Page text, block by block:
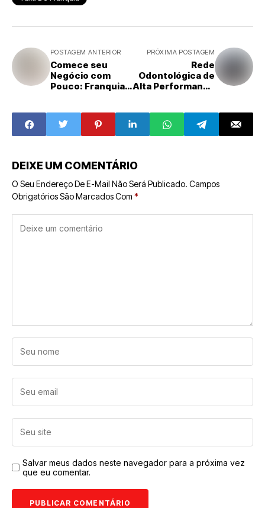
POSTAGEM ANTERIOR
Comece seu
Negócio com
Pouco: Franquias
Empreendedores
PRÓXIMA POSTAGEM
Rede
Odontológica de
Alta Performance
Hospitalar
Inovador
DEIXE UM COMENTÁRIO
O Seu Endereço De E-Mail Não Será Publicado. Campos
Obrigatórios São Marcados Com *
Salvar meus dados neste navegador para a próxima vez
que eu comentar.